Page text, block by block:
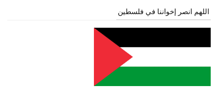
اللهم انصر إخواننا في فلسطين